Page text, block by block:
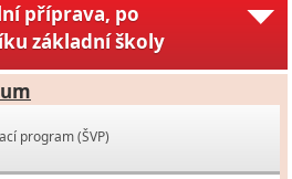
příprava, po
základní školy
program (ŠVP)